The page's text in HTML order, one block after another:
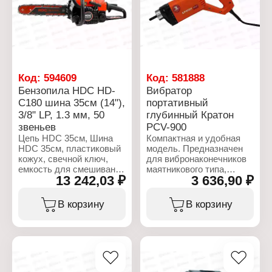
0,55 л
Объем масялного бака:
оранжевый
Число оборотов на
холостом ходу: 10500 об/
мин
Тип двигателя: 2-тактный
Упаковка: в коробке
Размер упаковки:
52,5х27,8х28,9 см
Вес в упаковке: 6,735 кг
Код: 594609
Бензопила HDC HD-
C180 шина 35см (14"),
3/8" LP, 1.3 мм, 50
звеньев
Цепь HDC 35см, Шина
HDC 35см, пластиковый
кожух, cвечной ключ,
емкость для смешивания
топливной смеси,
Характеристики:
Длина шины: 35 см (14")
13 242,03 ₽
В корзину
Код:581888
Вибратор
портативный
глубинный Кратон
PCV-900
Компактная и удобная
модель. Предназначен
для вибронаконечников
маятникового типа,
которые наиболее
просты в использовании
и надёжны. Кнопка
фиксации клавиши
Удобная D-образная
рукоятка. В комплекте
3 636,90 ₽
В корзину